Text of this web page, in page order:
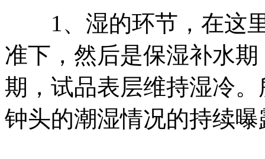
1、湿的环节，在这里
准下，然后是保湿补水
期，试品表层维持湿冷
钟头的潮湿情况的持续曝